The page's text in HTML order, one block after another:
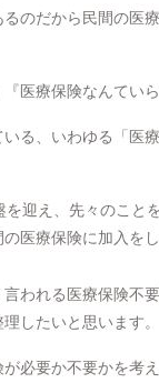
るのだから民間の医
医療保険なんていら
る、いわゆる「医
迎え、先々のこと
医療保険に加入をし
われる医療保険不
したいと思います。
必要か不要かを考